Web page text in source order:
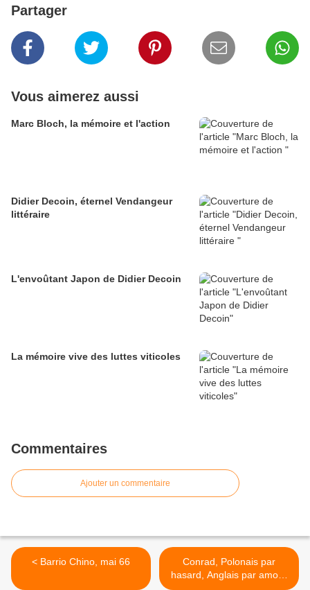
Partager
Vous aimerez aussi
Marc Bloch, la mémoire et l'action
Didier Decoin, éternel Vendangeur
littéraire
L'envoûtant Japon de Didier Decoin
La mémoire vive des luttes viticoles
Commentaires
Ajouter un commentaire
< Barrio Chino, mai 66
Conrad, Polonais par
hasard, Anglais par amour